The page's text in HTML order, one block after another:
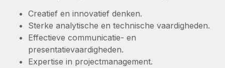
Creatief en innovatief denken.
Sterke analytische en technische vaardigheden.
Effectieve communicatie- en
presentatievaardigheden.
Expertise in projectmanagement.